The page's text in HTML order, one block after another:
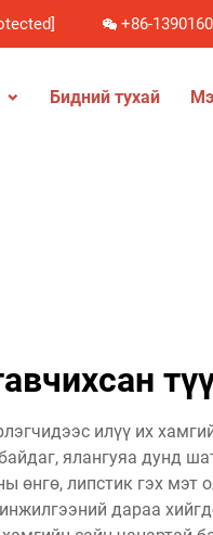
+86-
Бидний тухай
илүү их
ялангуяа дунд
өнгө, липстик гэх
дараа